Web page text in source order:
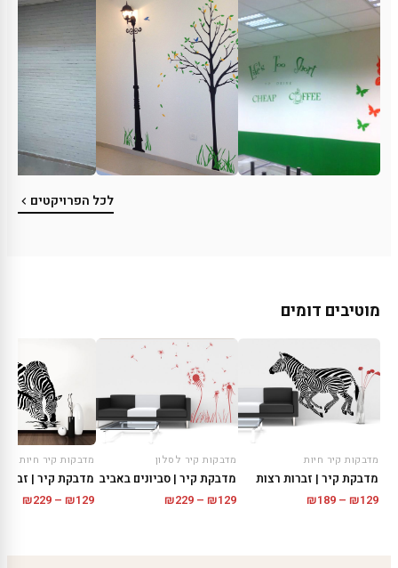
לכל הפרויקטים
מוטיבים דומים
מדבקות קיר חיות
מדבקת קיר | זברות רצות
₪129
–
₪189
מדבקות קיר לסלון
מדבקת קיר | סביונים באביב
₪129
–
₪229
מדבקות קיר חיות
מדבקת קיר |
₪129
–
₪229